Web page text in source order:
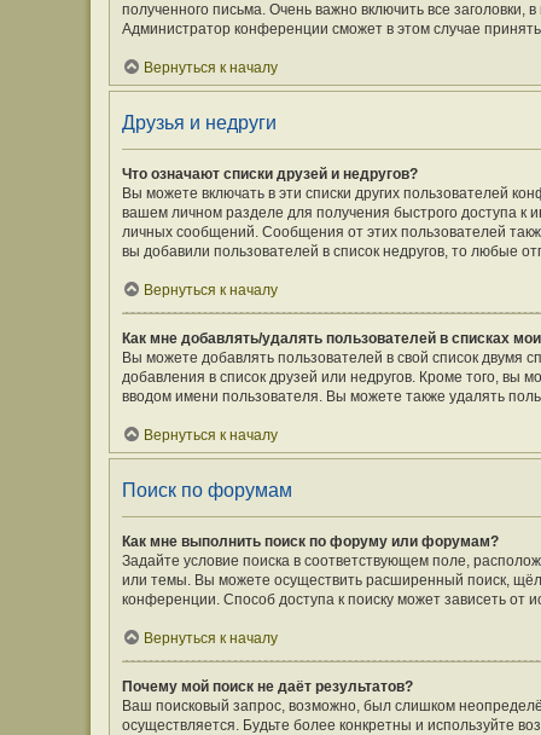
полученного письма. Очень важно включить все
Администратор конференции сможет в этом случае
Вернуться к началу
Друзья и недруги
Что означают списки друзей и недругов?
Вы можете включать в эти списки других пользователей
вашем личном разделе для получения быстрого доступа к
личных сообщений. Сообщения от этих пользователей
вы добавили пользователей в список недругов, то любые
Вернуться к началу
Как мне добавлять/удалять пользователей в списках
Вы можете добавлять пользователей в свой список двумя
добавления в список друзей или недругов. Кроме того, вы
вводом имени пользователя. Вы можете также удалять
Вернуться к началу
Поиск по форумам
Как мне выполнить поиск по форуму или форумам?
Задайте условие поиска в соответствующем поле,
или темы. Вы можете осуществить расширенный поиск,
конференции. Способ доступа к поиску может зависеть от
Вернуться к началу
Почему мой поиск не даёт результатов?
Ваш поисковый запрос, возможно, был слишком
осуществляется. Будьте более конкретны и используйте